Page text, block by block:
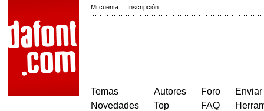
Mi cuenta | Inscripción
Temas
Novedades
Autores
Top
Foro
FAQ